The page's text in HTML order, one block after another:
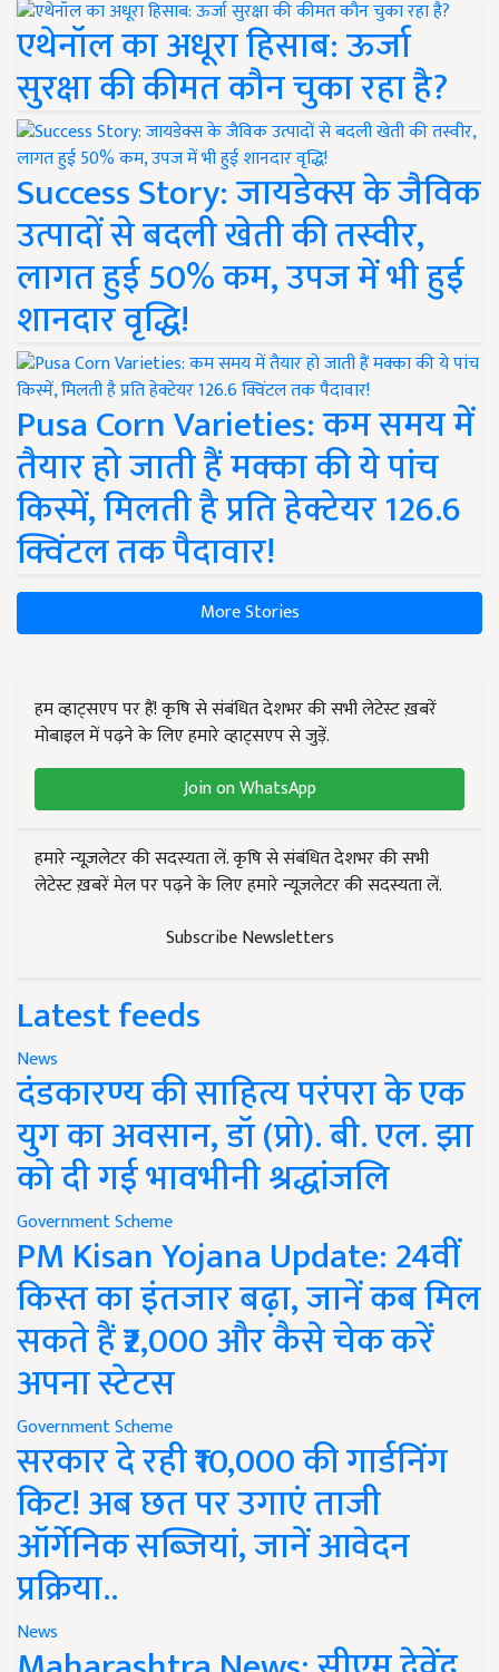
एथेनॉल का अधूरा हिसाब: ऊर्जा
सुरक्षा की कीमत कौन चुका रहा है?
Success Story: जायडेक्स के जैविक
उत्पादों से बदली खेती की तस्वीर,
लागत हुई 50% कम, उपज में भी हुई
शानदार वृद्धि!
Pusa Corn Varieties: कम समय में
तैयार हो जाती हैं मक्का की ये पांच
किस्में, मिलती है प्रति हेक्टेयर 126.6
क्विंटल तक पैदावार!
More Stories
हम व्हाट्सएप पर हैं! कृषि से संबंधित देशभर की सभी लेटेस्ट ख़बरें
मोबाइल में पढ़ने के लिए हमारे व्हाट्सएप से जुड़ें.
Join on WhatsApp
हमारे न्यूज़लेटर की सदस्यता लें. कृषि से संबंधित देशभर की सभी
लेटेस्ट ख़बरें मेल पर पढ़ने के लिए हमारे न्यूज़लेटर की सदस्यता लें.
Subscribe Newsletters
Latest feeds
News
दंडकारण्य की साहित्य परंपरा के एक
युग का अवसान, डॉ (प्रो). बी. एल. झा
को दी गई भावभीनी श्रद्धांजलि
Government Scheme
PM Kisan Yojana Update: 24वीं
किस्त का इंतजार बढ़ा, जानें कब मिल
सकते हैं ₹2,000 और कैसे चेक करें
अपना स्टेटस
Government Scheme
सरकार दे रही ₹10,000 की गार्डनिंग
किट! अब छत पर उगाएं ताजी
ऑर्गेनिक सब्जियां, जानें आवेदन
प्रक्रिया..
News